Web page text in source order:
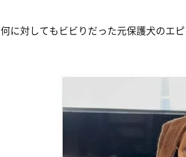
何に対してもビビりだった元保護犬のエ